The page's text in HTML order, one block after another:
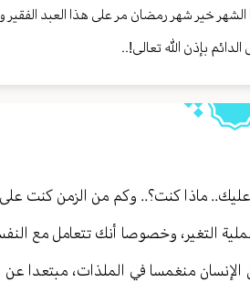
خير شهر رمضان مر على هذا العبد الفقير
بإذن الله تعالى!..
ماذا كنت؟.. وكم من الزمن كنت
التغير، وخصوصا أنك تتعامل مع النفس
منغمسا في الملذات، مبتعدا